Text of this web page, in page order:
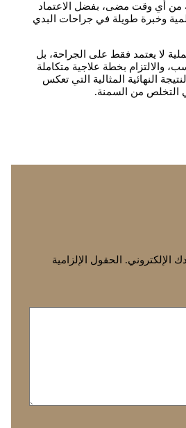
من أي وقت مضى، بفضل الاعتماد
وخبرة طويلة في جراحات البدي
لا يعتمد فقط على الجراحة، بل
والالتزام بخطة علاجية متكاملة
النهائية المثالية التي تعكس
التخلص من السمنة.
الإلكتروني.
الحقول الإلزامية